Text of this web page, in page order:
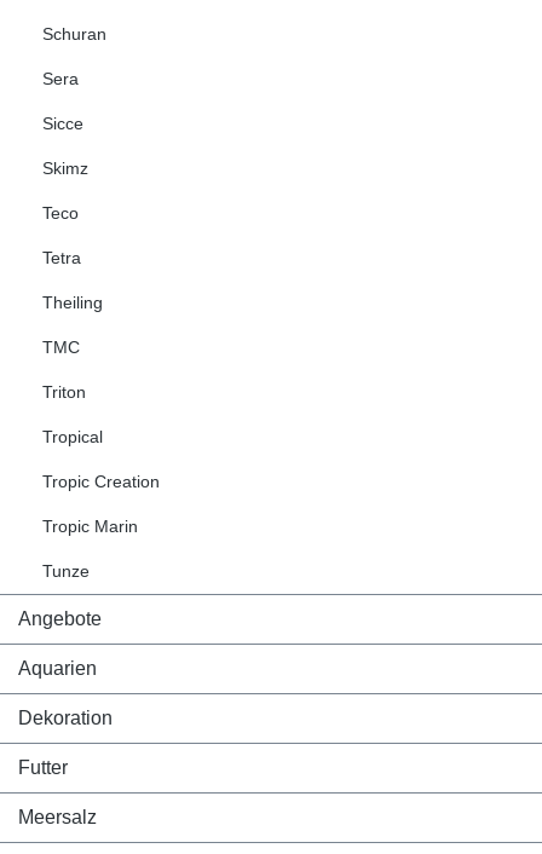
Schuran
Sera
Sicce
Skimz
Teco
Tetra
Theiling
TMC
Triton
Tropical
Tropic Creation
Tropic Marin
Tunze
Angebote
Aquarien
Dekoration
Futter
Meersalz